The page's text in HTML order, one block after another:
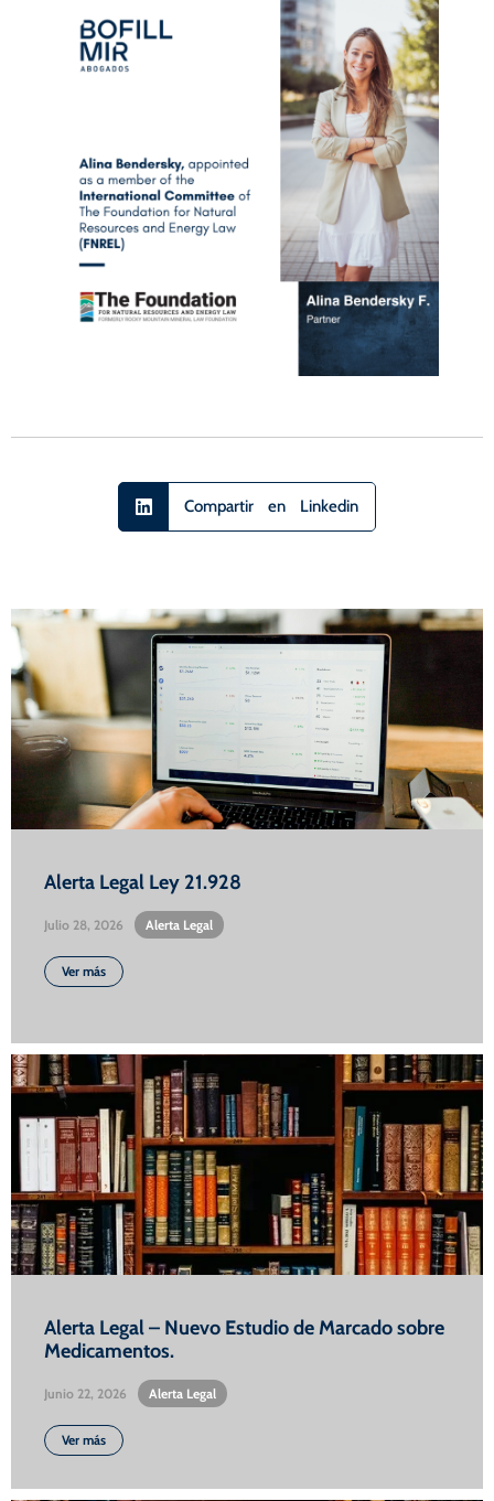
Compartir en Linkedin
Alerta Legal Ley 21.928
Julio 28, 2026 Alerta Legal
Ver más
Alerta Legal – Nuevo Estudio de Marcado sobre
Medicamentos.
Junio 22, 2026 Alerta Legal
Ver más